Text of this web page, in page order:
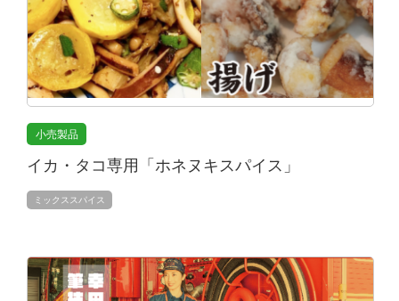
小売製品
イカ・タコ専用「ホネヌキスパイス」
ミックススパイス